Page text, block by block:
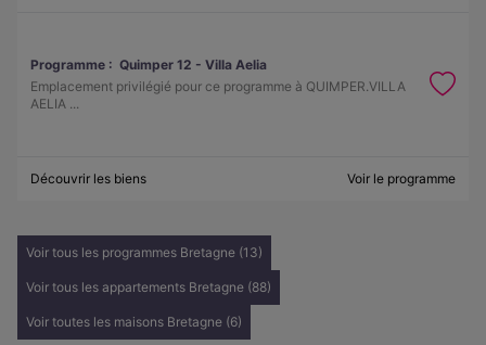
Programme : Quimper 12 - Villa Aelia
Emplacement privilégié pour ce programme à QUIMPER.VILLA
AELIA ...
Découvrir les biens Voir le programme
Voir tous les programmes Bretagne (13)
Voir tous les appartements Bretagne (88)
Voir toutes les maisons Bretagne (6)